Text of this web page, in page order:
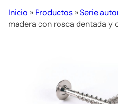
Inicio » Productos »Serie
madera con rosca dentada y